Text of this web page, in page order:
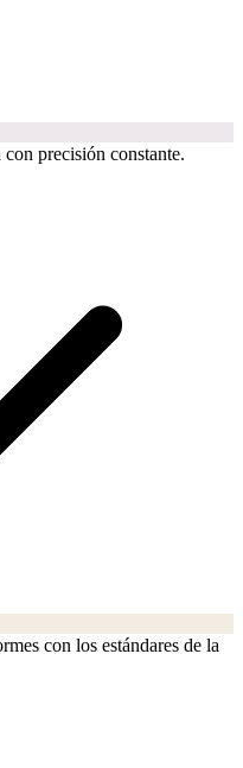
precisión constante.
con los estándares de la